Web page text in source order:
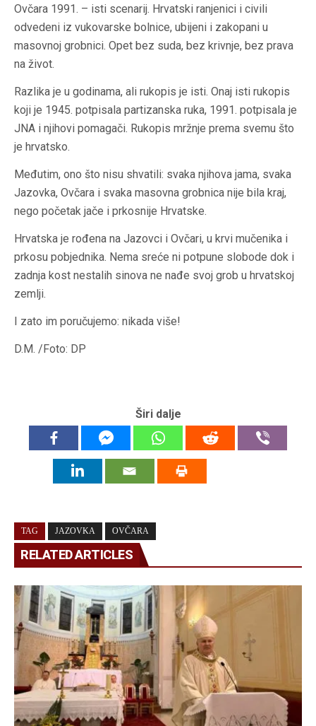
Ovčara 1991. – isti scenarij. Hrvatski ranjenici i civili
odvedeni iz vukovarske bolnice, ubijeni i zakopani u
masovnoj grobnici. Opet bez suda, bez krivnje, bez prava
na život.
Razlika je u godinama, ali rukopis je isti. Onaj isti rukopis
koji je 1945. potpisala partizanska ruka, 1991. potpisala je
JNA i njihovi pomagači. Rukopis mržnje prema svemu što
je hrvatsko.
Međutim, ono što nisu shvatili: svaka njihova jama, svaka
Jazovka, Ovčara i svaka masovna grobnica nije bila kraj,
nego početak jače i prkosnije Hrvatske.
Hrvatska je rođena na Jazovci i Ovčari, u krvi mučenika i
prkosu pobjednika. Nema sreće ni potpune slobode dok i
zadnja kost nestalih sinova ne nađe svoj grob u hrvatskoj
zemlji.
I zato im poručujemo: nikada više!
D.M. /Foto: DP
Širi dalje
TAG JAZOVKA OVČARA
RELATED ARTICLES